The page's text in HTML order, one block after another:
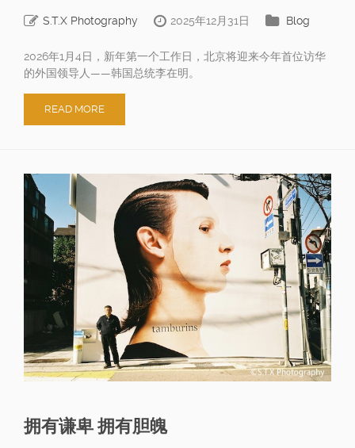
S.T.X Photography 2025年12月31日 Blog
2026年1月4日，新年第一个工作日，北京将迎来今年首位访华
的外国领导人——韩国总统李在明。
READ MORE
拥有谦卑 拥有胆魄